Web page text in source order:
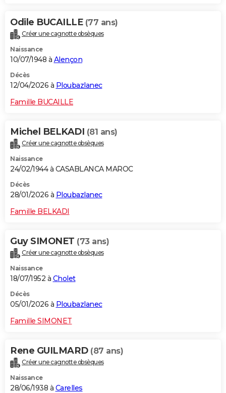
Odile BUCAILLE (77 ans)
Créer une cagnotte obsèques
Naissance
10/07/1948 à Alençon
Décès
12/04/2026 à Ploubazlanec
Famille BUCAILLE
Michel BELKADI (81 ans)
Créer une cagnotte obsèques
Naissance
24/02/1944 à CASABLANCA MAROC
Décès
28/01/2026 à Ploubazlanec
Famille BELKADI
Guy SIMONET (73 ans)
Créer une cagnotte obsèques
Naissance
18/07/1952 à Cholet
Décès
05/01/2026 à Ploubazlanec
Famille SIMONET
Rene GUILMARD (87 ans)
Créer une cagnotte obsèques
Naissance
28/06/1938 à Carelles